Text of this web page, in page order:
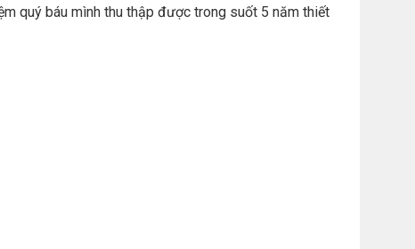
quý báu mình thu thập được trong suốt 5 năm thiết